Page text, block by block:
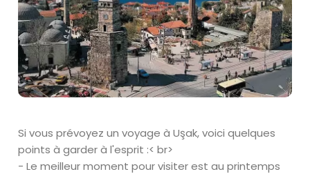
Si vous prévoyez un voyage à Uşak, voici quelques
points à garder à l'esprit :< br>
- Le meilleur moment pour visiter est au printemps